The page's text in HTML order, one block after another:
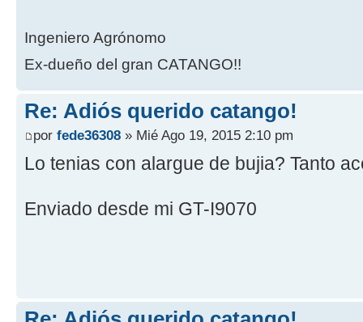
Ingeniero Agrónomo
Ex-dueño del gran CATANGO!!
Re: Adiós querido catango!
por fede36308 » Mié Ago 19, 2015 2:10 pm
Lo tenias con alargue de bujia? Tanto
Enviado desde mi GT-I9070